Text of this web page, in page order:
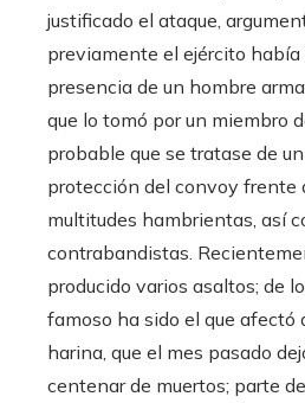
justificado el ataque,
previamente el ejército
presencia de un hombre
que lo tomó por un miembro
probable que se tratase de
protección del convoy frente
multitudes hambrientas, así
contrabandistas.
producido varios asaltos; de
famoso ha sido el que afectó
harina, que el mes pasado
centenar de muertos; parte